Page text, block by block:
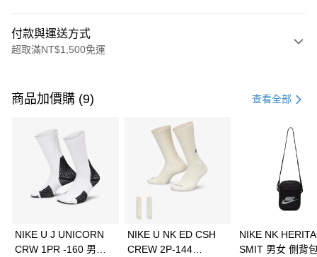
付款與運送方式
超取滿NT$1,500免運
信用卡一次付款
3 期 0 利率 每期 21家銀行
合作金庫商業銀行
第一商業銀行
華南商業銀行
彰化商業銀行
上海商業儲蓄銀行
Apple Pay
全盈+PAY
商品加價購 (9) 查看全部
NIKE U J UNICORN
CRW 1PR -160 男女
NIKE U NK ED CSH
CREW 2P-144
NIKE NK
SMIT 男女 側背